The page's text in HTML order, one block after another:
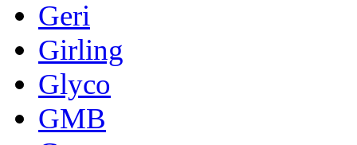
Geri
Girling
Glyco
GMB